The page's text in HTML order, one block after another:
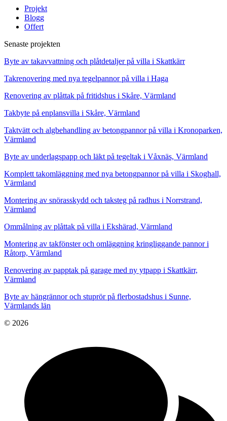
Projekt
Blogg
Offert
Senaste projekten
Byte av takavvattning och plåtdetaljer på villa i Skattkärr
Takrenovering med nya tegelpannor på villa i Haga
Renovering av plåttak på fritidshus i Skåre, Värmland
Takbyte på enplansvilla i Skåre, Värmland
Taktvätt och algbehandling av betongpannor på villa i Kronoparken,
Värmland
Byte av underlagspapp och läkt på tegeltak i Våxnäs, Värmland
Komplett takomläggning med nya betongpannor på villa i Skoghall,
Värmland
Montering av snörasskydd och taksteg på radhus i Norrstrand,
Värmland
Ommålning av plåttak på villa i Ekshärad, Värmland
Montering av takfönster och omläggning kringliggande pannor i
Råtorp, Värmland
Renovering av papptak på garage med ny ytpapp i Skattkärr,
Värmland
Byte av hängrännor och stuprör på flerbostadshus i Sunne,
Värmlands län
© 2026